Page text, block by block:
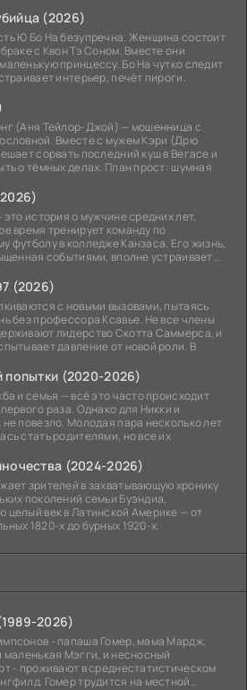
(2026)
Ю Бо На безупречна. Женщина состоит
с Квон Тэ Соном. Вместе они
принцессу. Бо На чутко следит
интерьер, печёт пироги.
(Аня Тейлор-Джой) — мошенница с
Вместе с мужем Кэри (Дрю
сорвать последний куш в Вегасе и
о тёмных делах. План прост: шумная
это история о мужчине средних лет,
время тренирует команду по
футболу в колледже Канзаса. Его жизнь,
событиями, вполне устраивает
(2026)
с новыми вызовами, пытаясь
без профессора Ксавье. Не все члены
лидерство Скотта Саммерса, и
давление от новой роли. В
попытки (2020-2026)
и семья — всё это часто происходит
раза. Однако для Никки и
повезло. Молодая пара несколько лет
стать родителями, но все их
(2024-2026)
зрителей в захватывающую хронику
поколений семьи Буэндиа,
целый век в Латинской Америке — от
1820-х до бурных 1920-х.
2026)
- папаша Гомер, мама Мардж,
маленькая Мэгги, и несносный
- проживают в среднестатистическом
Гомер трудится на местной